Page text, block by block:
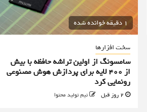
1 دقیقه خوانده شده
سخت افزارها
سامسونگ از اولین تراشه حافظه با بیش
از ۴۰۰ لایه برای پردازش هوش مصنوعی
رونمایی کرد
2 روز قبل تیم تولید محتوا